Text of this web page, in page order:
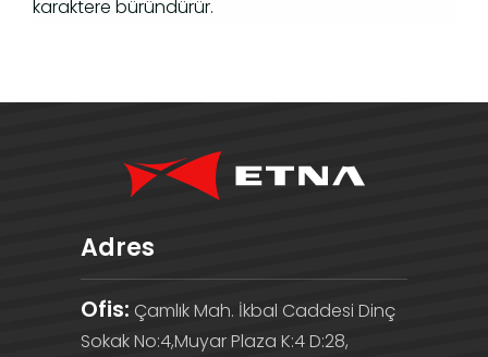
karaktere büründürür.
Adres
Ofis: Çamlık Mah. İkbal Caddesi Dinç
Sokak No:4,Muyar Plaza K:4 D:28,